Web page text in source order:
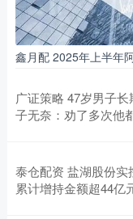
鑫月配 2025年上半年
广证策略 47岁男子
子无奈：劝了多次他
泰仓配资 盐湖股份实
累计增持金额超44亿